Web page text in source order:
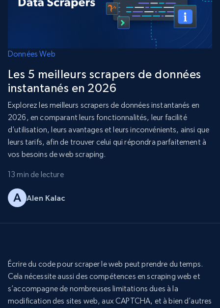
Données Web
Les 5 meilleurs scrapers de données
instantanés en 2026
Explorez les meilleurs scrapers de données instantanés en
2026, en comparant leurs fonctionnalités, leur facilité
d’utilisation, leurs avantages et leurs inconvénients, ainsi que
leurs tarifs, afin de trouver celui qui répondra parfaitement à
vos besoins de web scraping.
13 min de lecture
Alen Kalac
Écrire du code pour scraper le web peut prendre du temps.
Cela nécessite aussi des compétences en scraping web et
s’accompagne de nombreuses limitations dues à la
modification des sites web, aux CAPTCHA, et à bien d’autres